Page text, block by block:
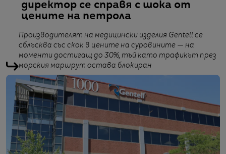
директор се справя с шока от
цените на петрола
Производителят на медицински изделия Gentell се
сблъсква със скок в цените на суровините — на
моменти достигащ до 30%, тъй като трафикът през
морския маршрут остава блокиран